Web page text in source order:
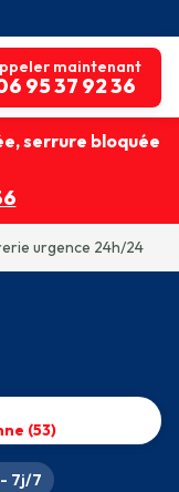
maintenant
95 37 92 36
serrure bloquée
urgence 24h/24
(53)
- 7j/7